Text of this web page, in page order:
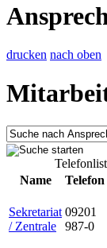
drucken nach oben
Name
Telefon
Sekretariat
/ Zentrale
09201
987-0